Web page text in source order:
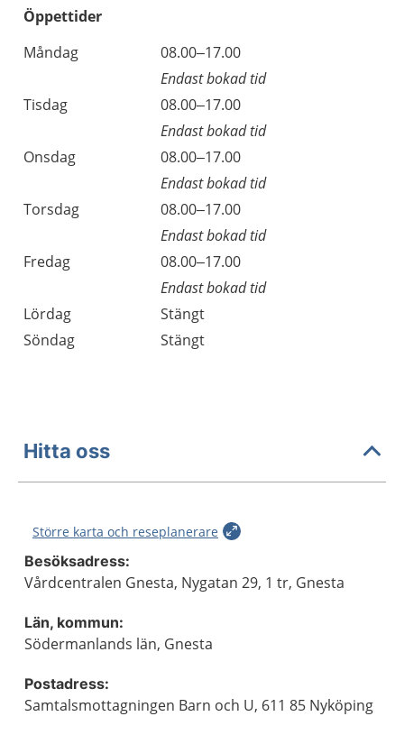
Öppettider
Dag
Öppettider
Kommentarer
Måndag
08.00–17.00
Endast bokad tid
Tisdag
08.00–17.00
Endast bokad tid
Onsdag
08.00–17.00
Endast bokad tid
Torsdag
08.00–17.00
Endast bokad tid
Fredag
08.00–17.00
Endast bokad tid
Lördag
Stängt
Söndag
Stängt
Hitta oss
Större karta och reseplanerare
Besöksadress:
Vårdcentralen Gnesta, Nygatan 29, 1 tr, Gnesta
Län, kommun:
Södermanlands län, Gnesta
Postadress:
Samtalsmottagningen Barn och U, 611 85 Nyköping